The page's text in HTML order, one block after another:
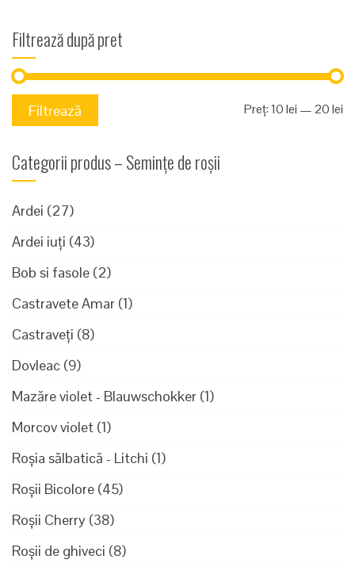
Filtrează după pret
Filtrează Preț:10 lei — 20 lei
Categorii produs – Semințe de roșii
Ardei (27)
Ardei iuți (43)
Bob si fasole (2)
Castravete Amar (1)
Castraveți (8)
Dovleac (9)
Mazăre violet - Blauwschokker (1)
Morcov violet (1)
Roșia sălbatică - Litchi (1)
Roșii Bicolore (45)
Roșii Cherry (38)
Roșii de ghiveci (8)